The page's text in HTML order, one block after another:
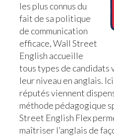
les plus connus du
fait de sa politique
de communication
efficace, Wall Street
English accueille
tous types de
leur niveau en anglais.
réputés viennent
méthode pédagogique
Street English Flex
maîtriser l’anglais de